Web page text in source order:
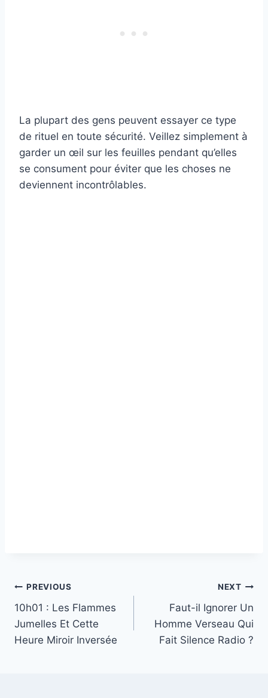
La plupart des gens peuvent essayer ce type
de rituel en toute sécurité. Veillez simplement à
garder un œil sur les feuilles pendant qu’elles
se consument pour éviter que les choses ne
deviennent incontrôlables.
Post
navigation
PREVIOUS
10h01 : Les Flammes
Jumelles Et Cette
Heure Miroir Inversée
NEXT
Faut-il Ignorer Un
Homme Verseau Qui
Fait Silence Radio ?